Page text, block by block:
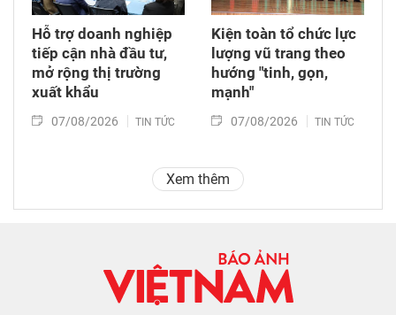
Hỗ trợ doanh nghiệp
tiếp cận nhà đầu tư,
mở rộng thị trường
xuất khẩu
07/08/2026 TIN TỨC
Kiện toàn tổ chức lực
lượng vũ trang theo
hướng "tinh, gọn,
mạnh"
07/08/2026 TIN TỨC
Xem thêm